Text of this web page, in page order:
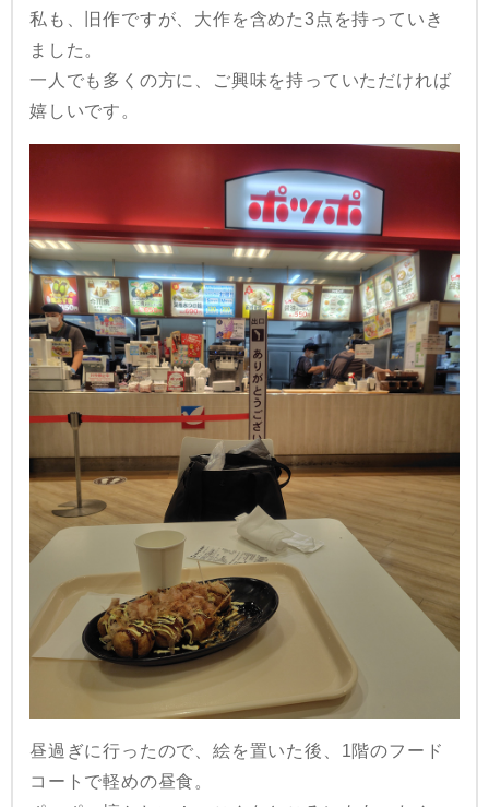
私も、旧作ですが、大作を含めた3点を持っていき
ました。
一人でも多くの方に、ご興味を持っていただければ
嬉しいです。
昼過ぎに行ったので、絵を置いた後、1階のフード
コートで軽めの昼食。